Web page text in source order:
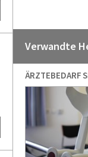
Verwandte
ÄRZTEBEDARF